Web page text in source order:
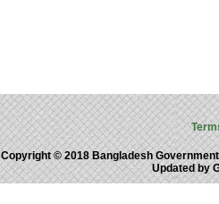
Copyright © 2018 Bangladesh
Updated by